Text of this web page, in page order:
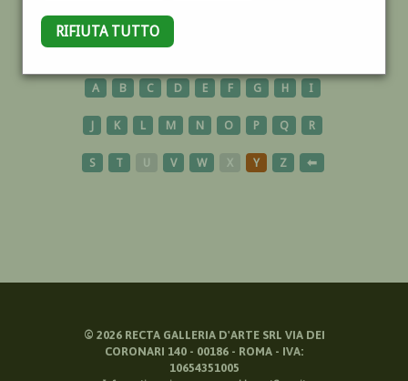
RIFIUTA TUTTO
CINQUALE
A B C D E F G H I
J K L M N O P Q R
S T U V W X Y Z ⬅
© 2026RECTA GALLERIA D'ARTE SRL VIA DEI
CORONARI 140 - 00186 - ROMA - IVA:
10654351005